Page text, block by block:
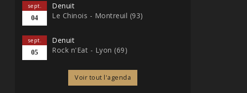
sept.
04
Denuit
Le Chinois - Montreuil (93)
sept.
05
Denuit
Rock n'Eat - Lyon (69)
Voir tout l'agenda